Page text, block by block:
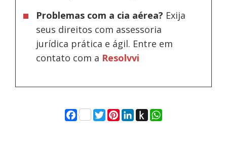
Problemas com a cia aérea? Exija
seus direitos com assessoria
jurídica prática e ágil. Entre em
contato com a Resolvvi
Facebook
Twitter
Pinterest
LinkedIn
Push
to
WhatsApp